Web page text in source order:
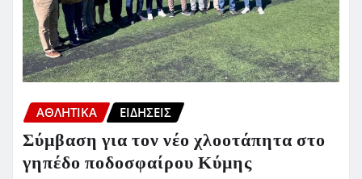
ΑΘΛΗΤΙΚΑ ΕΙΔΗΣΕΙΣ
Σύμβαση για τον νέο χλοοτάπητα στο
γηπέδο ποδοσφαίρου Κύμης